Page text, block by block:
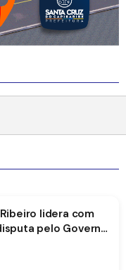
lidera com
pelo Governo